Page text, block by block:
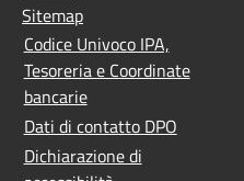
Sitemap
Codice Univoco IPA,
Tesoreria e Coordinate
bancarie
Dati di contatto DPO
Dichiarazione di